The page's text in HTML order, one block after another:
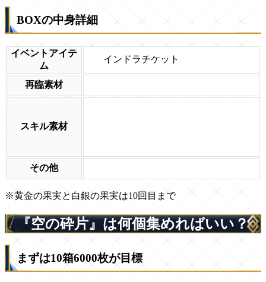
BOXの中身詳細
イベントアイテ
ム
インドラチケット
再臨素材
スキル素材
その他
※黄金の果実と白銀の果実は10回目まで
『空の砕片』は何個集めればいい？
まずは10箱6000枚が目標